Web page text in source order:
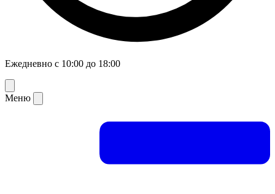
Ежедневно с 10:00 до 18:00
Меню